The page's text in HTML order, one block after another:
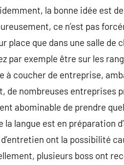
la bonne idée est
ce n’est pas
place que dans une salle
par exemple être sur les
à coucher de entreprise,
nombreuses entreprises
abominable de prendre
langue est en préparation
ont la possibilité
plusieurs boss ont